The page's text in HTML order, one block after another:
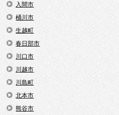
入間市
桶川市
生越町
春日部市
川口市
川越市
川島町
北本市
熊谷市